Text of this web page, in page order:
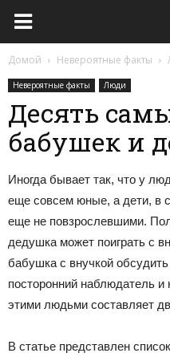
Домой Невероятные факты
Невероятные факты Люди
Десять
бабушек и
Иногда бывает так, что у
еще совсем юные, а дети, в
еще не повзрослевшими.
дедушка может поиграть с
бабушка с внучкой
посторонний наблюдатель и
этими людьми составляет
В статье представлен